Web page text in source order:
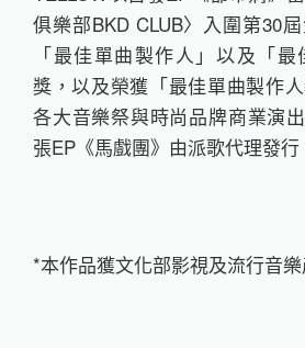
俱樂部BKD CLUB〉入圍第30
「最佳單曲製作人」以及「
獎，以及榮獲「最佳單曲製作
各大音樂祭與時尚品牌商業演
張EP《馬戲團》由派歌代理發行
*本作品獲文化部影視及流行音